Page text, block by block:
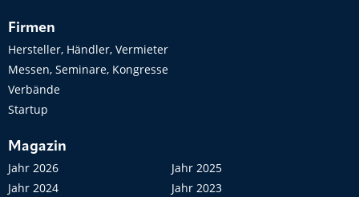
Firmen
Hersteller, Händler, Vermieter
Messen, Seminare, Kongresse
Verbände
Startup
Magazin
Jahr 2026
Jahr 2025
Jahr 2024
Jahr 2023